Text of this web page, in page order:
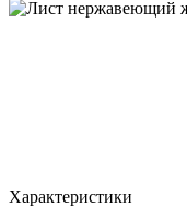
Характеристики